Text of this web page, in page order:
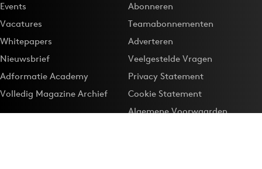
Events
Vacatures
Whitepapers
Nieuwsbrief
Adformatie Academy
Volledig Magazine Archief
Abonneren
Teamabonnementen
Adverteren
Veelgestelde Vragen
Privacy Statement
Cookie Statement
Algemene Voorwaarden